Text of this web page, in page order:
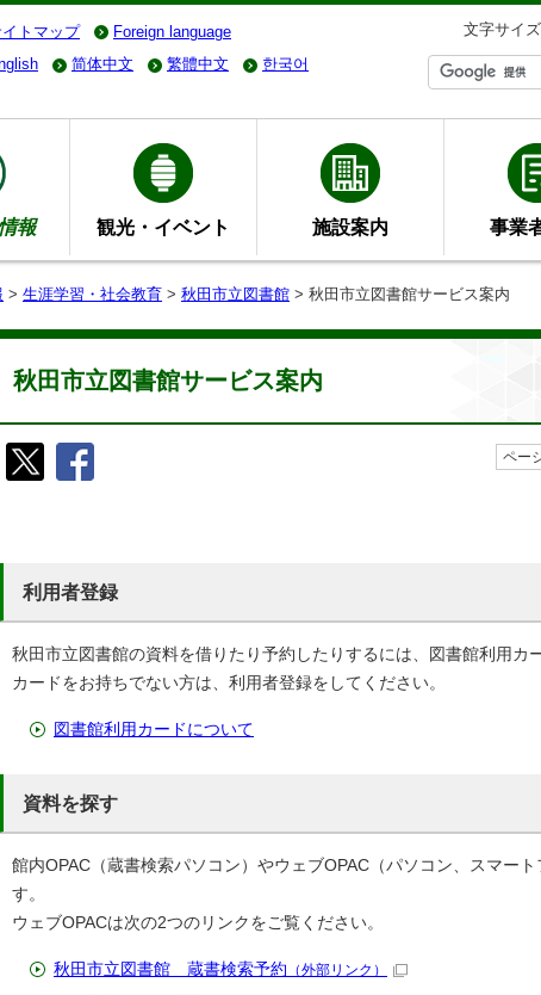
トマップ Foreign language 文字サイズ
简体中文 繁體中文 한국어
報 観光・イベント 施設案内 事業
> 生涯学習・社会教育 > 秋田市立図書館 > 秋田市立図書館サービス案内
秋田市立図書館サービス案内
ペー
利用者登録
秋田市立図書館の資料を借りたり予約したりするには、図書館利用カ
カードをお持ちでない方は、利用者登録をしてください。
図書館利用カードについて
資料を探す
館内OPAC（蔵書検索パソコン）やウェブOPAC（パソコン、スマー
す。
ウェブOPACは次の2つのリンクをご覧ください。
秋田市立図書館 蔵書検索予約 （外部リンク）